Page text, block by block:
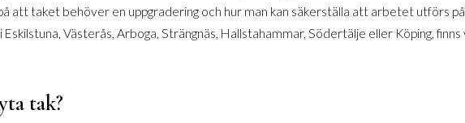
att taket behöver en uppgradering och hur man kan säkerställa att arbetet utförs
Västerås, Arboga, Strängnäs, Hallstahammar, Södertälje eller Köping,
tak?